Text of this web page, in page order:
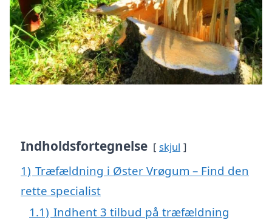
Indholdsfortegnelse skjul
1) Træfældning i Øster Vrøgum – Find den
rette specialist
1.1) Indhent 3 tilbud på træfældning